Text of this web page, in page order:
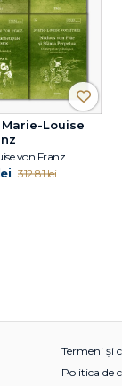
Louise
von Franz
312.81 lei
Termeni și
Politica de